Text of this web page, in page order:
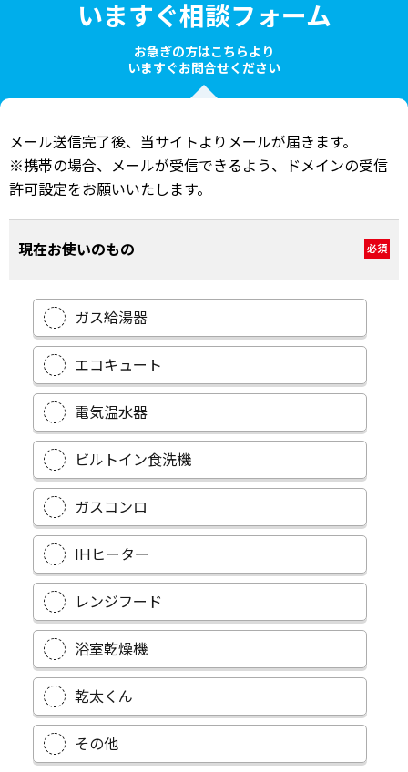
いますぐ相談フォーム
お急ぎの方はこちらより
いますぐお問合せください
メール送信完了後、当サイトよりメールが届きます。
※携帯の場合、メールが受信できるよう、ドメインの受信
許可設定をお願いいたします。
現在お使いのもの 必須
ガス給湯器
エコキュート
電気温水器
ビルトイン食洗機
ガスコンロ
IHヒーター
レンジフード
浴室乾燥機
乾太くん
その他